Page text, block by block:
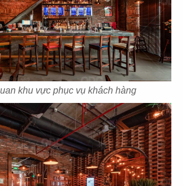
khu vực phục vụ khách hàng
88
THE STREET
CN Mạc Đĩnh Chi